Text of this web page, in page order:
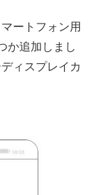
ートフォン用
か追加しまし
ィスプレイカ